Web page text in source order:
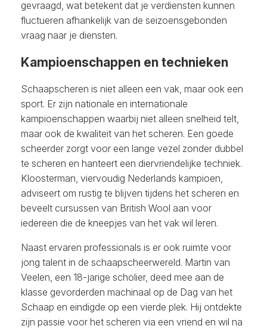
gevraagd, wat betekent dat je verdiensten kunnen
fluctueren afhankelijk van de seizoensgebonden
vraag naar je diensten.
Kampioenschappen en technieken
Schaapscheren is niet alleen een vak, maar ook een
sport. Er zijn nationale en internationale
kampioenschappen waarbij niet alleen snelheid telt,
maar ook de kwaliteit van het scheren. Een goede
scheerder zorgt voor een lange vezel zonder dubbel
te scheren en hanteert een diervriendelijke techniek.
Kloosterman, viervoudig Nederlands kampioen,
adviseert om rustig te blijven tijdens het scheren en
beveelt cursussen van British Wool aan voor
iedereen die de kneepjes van het vak wil leren.
Naast ervaren professionals is er ook ruimte voor
jong talent in de schaapscheerwereld. Martin van
Veelen, een 18-jarige scholier, deed mee aan de
klasse gevorderden machinaal op de Dag van het
Schaap en eindigde op een vierde plek. Hij ontdekte
zijn passie voor het scheren via een vriend en wil na